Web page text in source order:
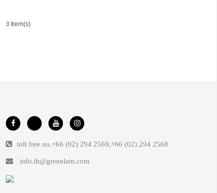
3 Item(s)
toll free no.+66 (02) 294 2569,+66 (02) 294 2568
info.th@greenlam.com